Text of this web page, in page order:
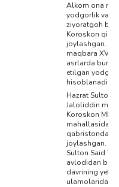
Alkom ona
yodgorlik va
ziyoratgoh
Koroskon
joylashgan. Bu
maqbara XVII-
asrlarda
etilgan
hisoblanadi.
Hazrat Sulton
Jaloliddin
Koroskon
mahallasidagi
qabristonda
joylashgan. Bu
Sulton Said
avlodidan
davrining yetuk
ulamolaridan